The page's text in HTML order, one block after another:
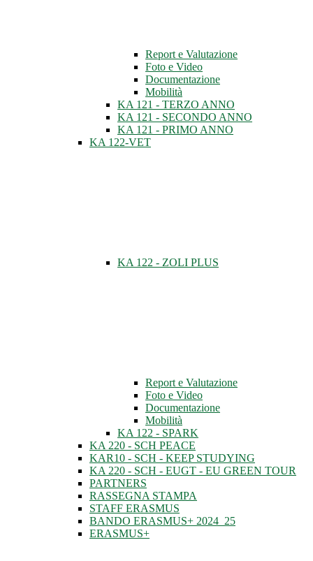
Report e Valutazione
Foto e Video
Documentazione
Mobilità
KA 121 - TERZO ANNO
KA 121 - SECONDO ANNO
KA 121 - PRIMO ANNO
KA 122-VET
KA 122 - ZOLI PLUS
Report e Valutazione
Foto e Video
Documentazione
Mobilità
KA 122 - SPARK
KA 220 - SCH PEACE
KAR10 - SCH - KEEP STUDYING
KA 220 - SCH - EUGT - EU GREEN TOUR
PARTNERS
RASSEGNA STAMPA
STAFF ERASMUS
BANDO ERASMUS+ 2024_25
ERASMUS+